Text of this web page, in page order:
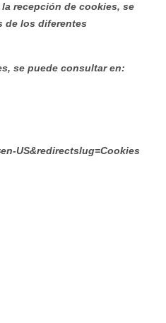
recepción de cookies, se
de los diferentes
se puede consultar en:
US&redirectslug=Cookies